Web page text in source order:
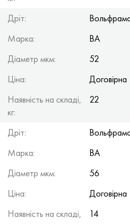
Дріт:
Марка:
ВА
Діаметр мкм:
52
Ціна:
Договірна
Наявність на складі,
кг:
22
Дріт:
Марка:
ВА
Діаметр мкм:
56
Ціна:
Договірна
Наявність на складі,
14